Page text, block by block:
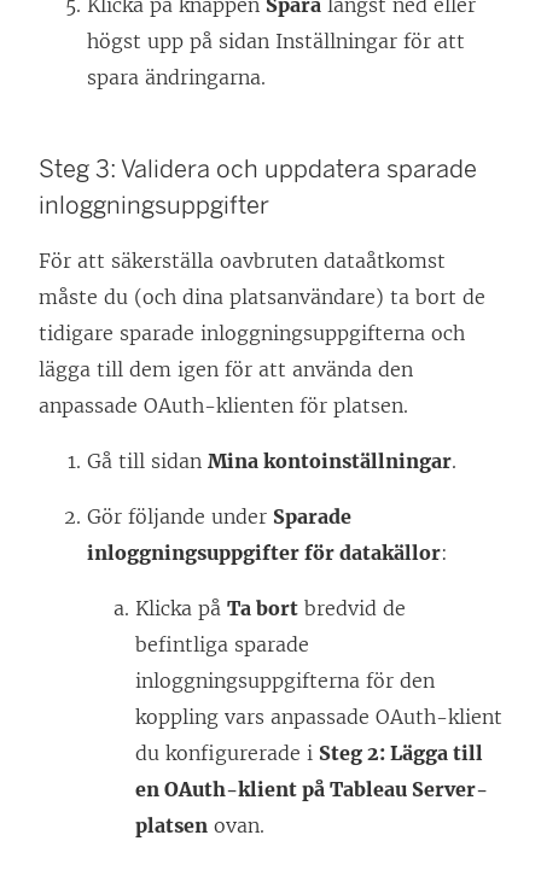
Klicka på knappen Spara längst ned eller
högst upp på sidan Inställningar för att
spara ändringarna.
Steg 3: Validera och uppdatera sparade
inloggningsuppgifter
För att säkerställa oavbruten dataåtkomst
måste du (och dina platsanvändare) ta bort de
tidigare sparade inloggningsuppgifterna och
lägga till dem igen för att använda den
anpassade OAuth-klienten för platsen.
Gå till sidan Mina kontoinställningar.
Gör följande under Sparade
inloggningsuppgifter för datakällor:
Klicka på Ta bort bredvid de
befintliga sparade
inloggningsuppgifterna för den
koppling vars anpassade OAuth-klient
du konfigurerade i Steg 2: Lägga till
en OAuth-klient på Tableau Server-
platsen ovan.